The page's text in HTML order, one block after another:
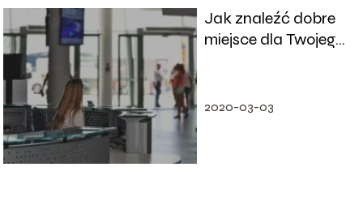
Jak znaleźć dobre
miejsce dla Twojego
2020-03-03